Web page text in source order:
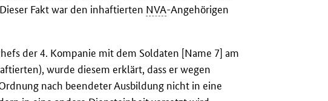
Fakt war den inhaftierten NVA-Angehörigen
der 4. Kompanie mit dem Soldaten [Name 7] am
wurde diesem erklärt, dass er wegen
nach beendeter Ausbildung nicht in eine